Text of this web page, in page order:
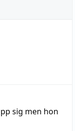
sig men hon